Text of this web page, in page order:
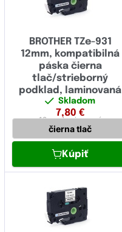
BROTHER TZe-931
12mm, kompatibilná
páska čierna
tlač/strieborný
podklad, laminovaná
Skladom
7,80 €
12 mmlaminovaná
čierna tlač
Kúpiť